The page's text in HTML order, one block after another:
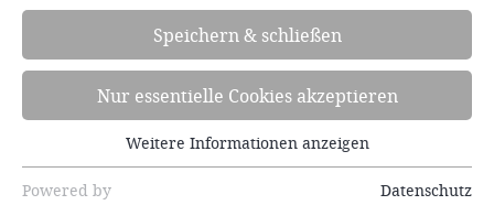
29.09.2024 19:30
Süß oder bitter - von der Kraft der
Worte (Jak. 3, 1-18)
Redner: Andreas Schäfer
Speichern & schließen
Nur essentielle Cookies akzeptieren
Essentielle Cookies werden für grundlegende
Weitere Informationen anzeigen
Powered by
Datenschutz